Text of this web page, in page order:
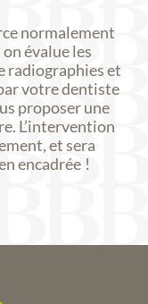
normalement
évalue les
radiographies et
votre dentiste
proposer une
L’intervention
et sera
encadrée !